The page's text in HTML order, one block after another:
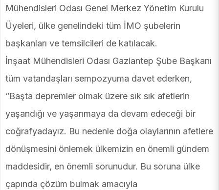
Mühendisleri Odası Genel Merkez Yönetim Kurulu
Üyeleri, ülke genelindeki tüm İMO şubelerin
başkanları ve temsilcileri de katılacak.
İnşaat Mühendisleri Odası Gaziantep Şube Başkanı
tüm vatandaşları sempozyuma davet ederken,
“Başta depremler olmak üzere sık sık afetlerin
yaşandığı ve yaşanmaya da devam edeceği bir
coğrafyadayız. Bu nedenle doğa olaylarının afetlere
dönüşmesini önlemek ülkemizin en önemli gündem
maddesidir, en önemli sorunudur. Bu soruna ülke
çapında çözüm bulmak amacıyla